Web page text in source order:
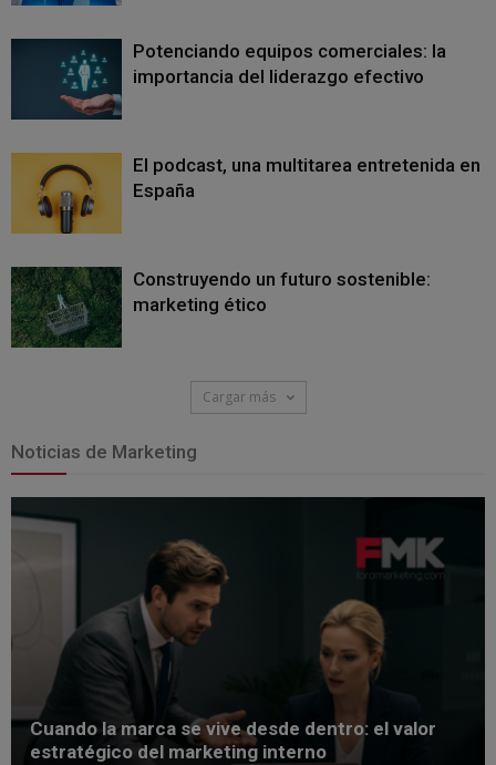
Potenciando equipos comerciales: la
importancia del liderazgo efectivo
El podcast, una multitarea entretenida en
España
Construyendo un futuro sostenible:
marketing ético
Cargar más
Noticias de Marketing
Cuando la marca se vive desde dentro: el valor
estratégico del marketing interno